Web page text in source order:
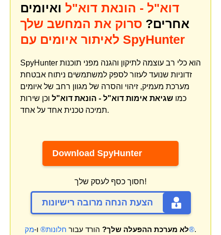
דוא"ל - הונאת דוא"ל ואיומים
אחרים? סרוק את המחשב שלך
לאיתור איומים עם SpyHunter
SpyHunter הוא כלי רב עוצמה לתיקון והגנה מפני תוכנות
זדוניות שנועד לעזור לספק למשתמשים ניתוח אבטחת
מערכת מעמיק, זיהוי והסרה של מגוון רחב של איומים
כמו שגיאת אימות דוא"ל - הונאת דוא"ל וכן שירות
תמיכה טכנית אחד על אחד.
Download SpyHunter
חסוך כסף לעסק שלך!
הצעת הנחה מרובה רישיונות
לא מערכת ההפעלה שלך? הורד עבור חלונות® ו- מק®.